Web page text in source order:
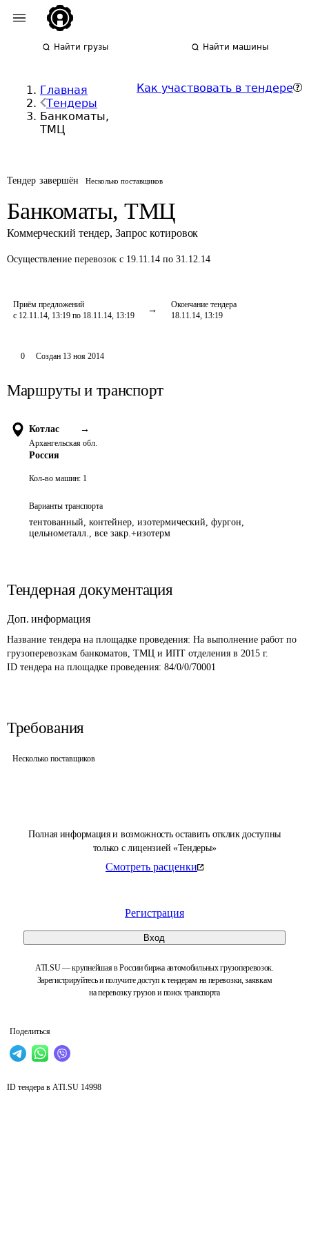
Найти грузы Найти машины
Главная
Тендеры
Банкоматы,
ТМЦ
Как участвовать в тендере
Тендер завершён Несколько поставщиков
Банкоматы, ТМЦ
Коммерческий тендер, Запрос котировок
Осуществление перевозок с 19.11.14 по 31.12.14
Приём предложений
с 12.11.14, 13:19 по 18.11.14, 13:19
Окончание тендера
18.11.14, 13:19
Полная информация и возможность оставить отклик доступны
только с лицензией «Тендеры»
Смотреть расценки
Регистрация
Вход
ATI.SU — крупнейшая в России биржа автомобильных грузоперевозок.
Зарегистрируйтесь и получите доступ к тендерам на перевозки, заявкам
на перевозку грузов и поиск транспорта
Поделиться
0 Создан 13 ноя 2014
Маршруты и транспорт
Котлас →
Архангельская обл.
Россия
Кол-во машин: 1
Варианты транспорта
тентованный, контейнер, изотермический, фургон,
цельнометалл., все закр.+изотерм
Тендерная документация
Доп. информация
Название тендера на площадке проведения: На выполнение работ по
грузоперевозкам банкоматов, ТМЦ и ИПТ отделения в 2015 г.
ID тендера на площадке проведения: 84/0/0/70001
Требования
Несколько поставщиков
ID тендера в ATI.SU 14998